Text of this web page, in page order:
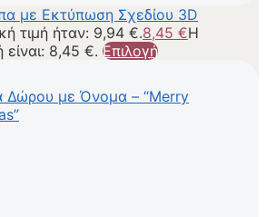
με Εκτύπωση Σχεδίου 3D
τιμή ήταν: 9,94 €.8,45 €Η
είναι: 8,45 €. Επιλογή